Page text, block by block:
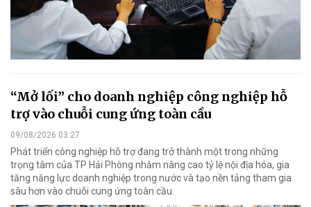
“Mở lối” cho doanh nghiệp công nghiệp hỗ
trợ vào chuỗi cung ứng toàn cầu
09/08/2026 03:27
Phát triển công nghiệp hỗ trợ đang trở thành một trong những
trọng tâm của TP Hải Phòng nhằm nâng cao tỷ lệ nội địa hóa, gia
tăng năng lực doanh nghiệp trong nước và tạo nền tảng tham gia
sâu hơn vào chuỗi cung ứng toàn cầu.